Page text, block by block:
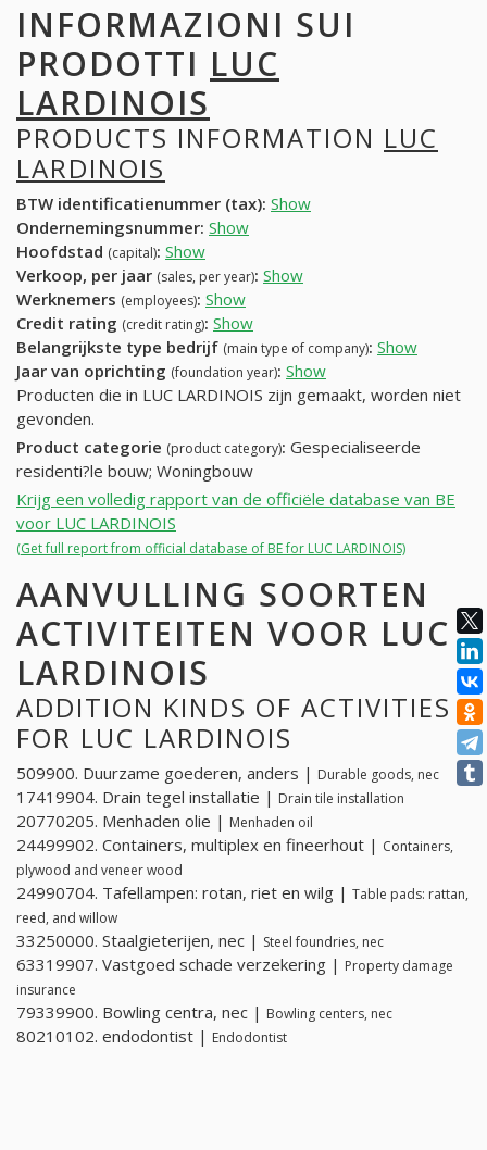
INFORMAZIONI SUI
PRODOTTI LUC
LARDINOIS
PRODUCTS INFORMATION LUC
LARDINOIS
BTW identificatienummer (tax): Show
Ondernemingsnummer: Show
Hoofdstad (capital): Show
Verkoop, per jaar (sales, per year): Show
Werknemers (employees): Show
Credit rating (credit rating): Show
Belangrijkste type bedrijf (main type of company): Show
Jaar van oprichting (foundation year): Show
Producten die in LUC LARDINOIS zijn gemaakt, worden niet
gevonden.
Product categorie (product category): Gespecialiseerde
residenti?le bouw; Woningbouw
Krijg een volledig rapport van de officiële database van BE
voor LUC LARDINOIS
(Get full report from official database of BE for LUC LARDINOIS)
AANVULLING SOORTEN
ACTIVITEITEN VOOR LUC
LARDINOIS
ADDITION KINDS OF ACTIVITIES
FOR LUC LARDINOIS
509900. Duurzame goederen, anders | Durable goods, nec
17419904. Drain tegel installatie | Drain tile installation
20770205. Menhaden olie | Menhaden oil
24499902. Containers, multiplex en fineerhout | Containers,
plywood and veneer wood
24990704. Tafellampen: rotan, riet en wilg | Table pads: rattan,
reed, and willow
33250000. Staalgieterijen, nec | Steel foundries, nec
63319907. Vastgoed schade verzekering | Property damage
insurance
79339900. Bowling centra, nec | Bowling centers, nec
80210102. endodontist | Endodontist